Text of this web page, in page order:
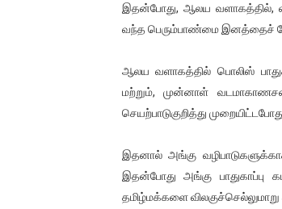
பிரபல நடிகை
தியாகதீபம்
ஐ.நா முன்றலில்
இளையராஜா –
ஜனாதிபதி
இதன்போது, ஆலய வளாகத்தில்,
வந்த பெரும்பாண்மை இனத்தைச்
ஆலய வளாகத்தில் பொலிஸ்
மற்றும், முன்னாள்
செயற்பாடுகுறித்து
இதனால் அங்கு
இதன்போது அங்கு பாதுகாப்பு
தமிழ்மக்களை